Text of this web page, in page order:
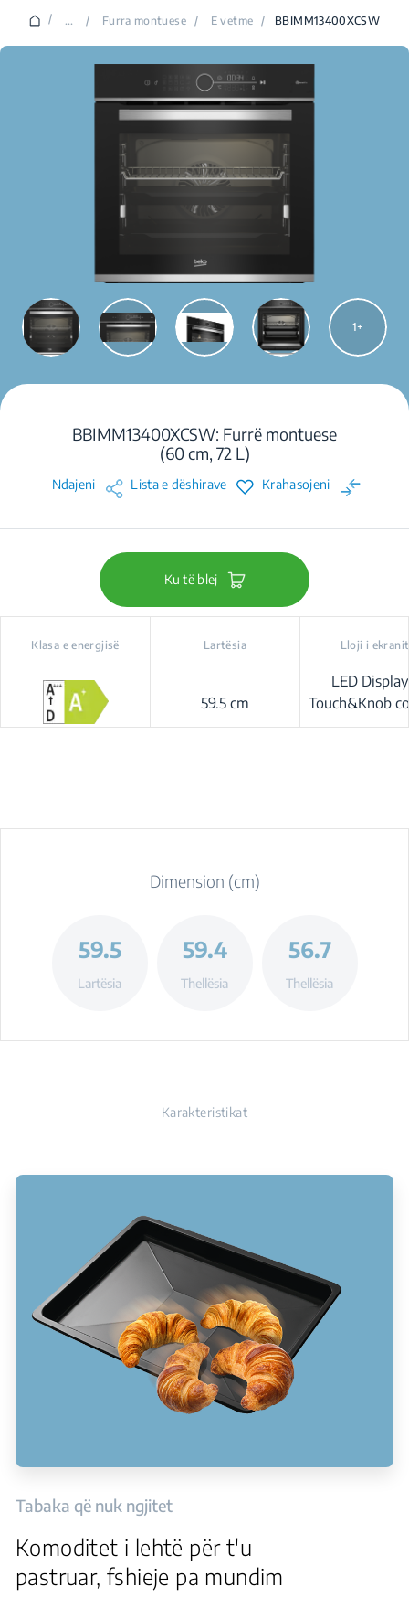
/ ... / Furra montuese / E vetme / BBIMM13400XCSW
1
BBIMM13400XCSW: Furrë montuese
(60 cm, 72 L)
Ndajeni Lista e dëshirave Krahasojeni
Ku të blej
Klasa e energjisë Lartësia
59.5 cm
Lloji i ekranit
LED
Touch&Knob
(Beyond-
Dimension (cm)
59.5
Lartësia
59.4
Thellësia
56.7
Thellësia
Karakteristikat
Tabaka që nuk ngjitet
Komoditet i lehtë për t'u
pastruar, fshieje pa mundim